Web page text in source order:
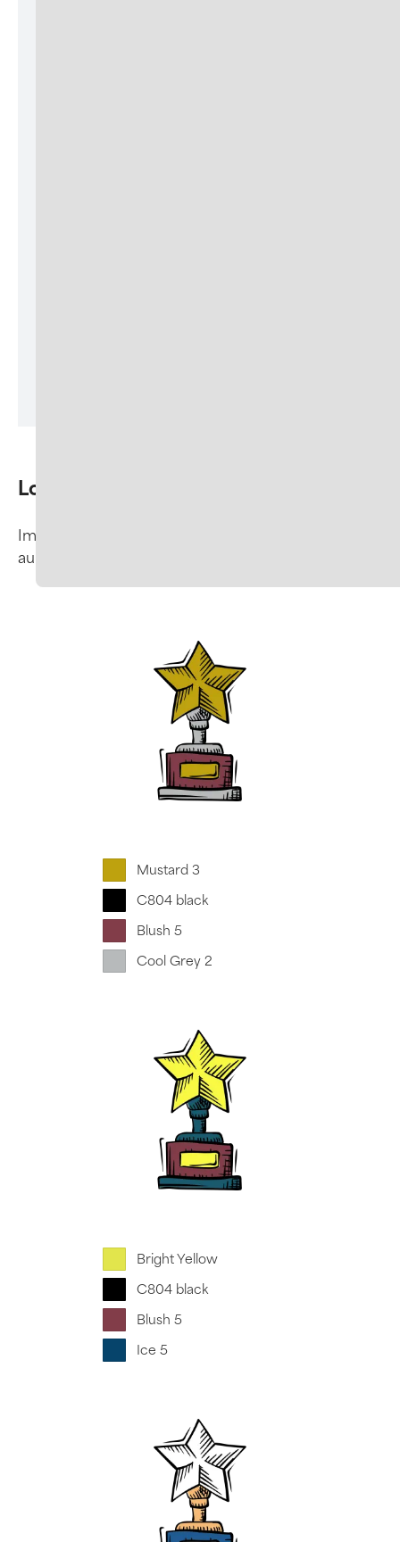
Logofarben anpassen
Im Konfigurator lassen sich die Farben der Logos
aus dem Logopool verändern.
Mustard 3
C804 black
Blush 5
Cool Grey 2
Bright Yellow
C804 black
Blush 5
Ice 5